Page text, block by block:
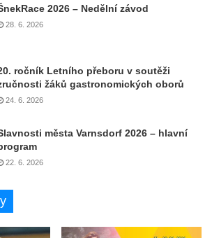
2026 – Nedělní závod
28. 6. 2026
ročník Letního přeboru v soutěži
žáků gastronomických oborů
24. 6. 2026
města Varnsdorf 2026 – hlavní
22. 6. 2026